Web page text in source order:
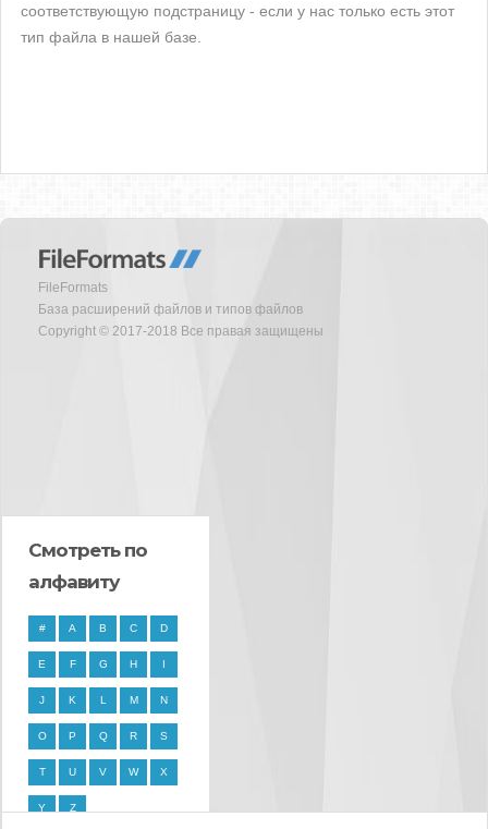
соответствующую подстраницу - если у нас только есть этот
тип файла в нашей базе.
FileFormats
База расширений файлов и типов файлов
Copyright © 2017-2018 Все правая защищены
Смотреть по
алфавиту
# A B C D
E F G H I
J K L M N
O P Q R S
T U V W X
Y Z